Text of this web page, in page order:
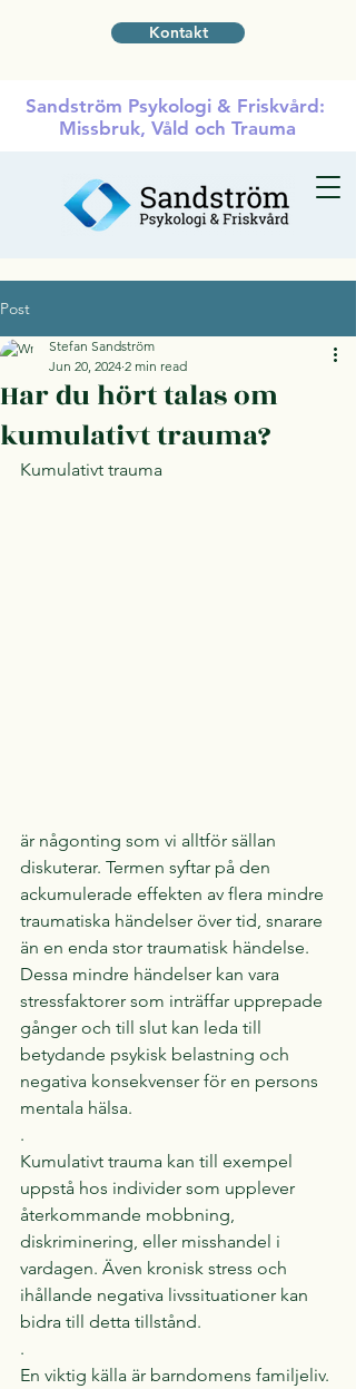
Sandström Psykologi & Friskvård:
Missbruk, Våld och Trauma
Kontakt
Post
Har du hört talas om
kumulativt trauma?
Stefan Sandström
Jun 20, 2024 2 min read
Kumulativt trauma
är någonting som vi alltför sällan
diskuterar. Termen syftar på den
ackumulerade effekten av flera mindre
traumatiska händelser över tid, snarare
än en enda stor traumatisk händelse.
Dessa mindre händelser kan vara
stressfaktorer som inträffar upprepade
gånger och till slut kan leda till
betydande psykisk belastning och
negativa konsekvenser för en persons
mentala hälsa.
.
Kumulativt trauma kan till exempel
uppstå hos individer som upplever
återkommande mobbning,
diskriminering, eller misshandel i
vardagen. Även kronisk stress och
ihållande negativa livssituationer kan
bidra till detta tillstånd.
.
En viktig källa är barndomens familjeliv.